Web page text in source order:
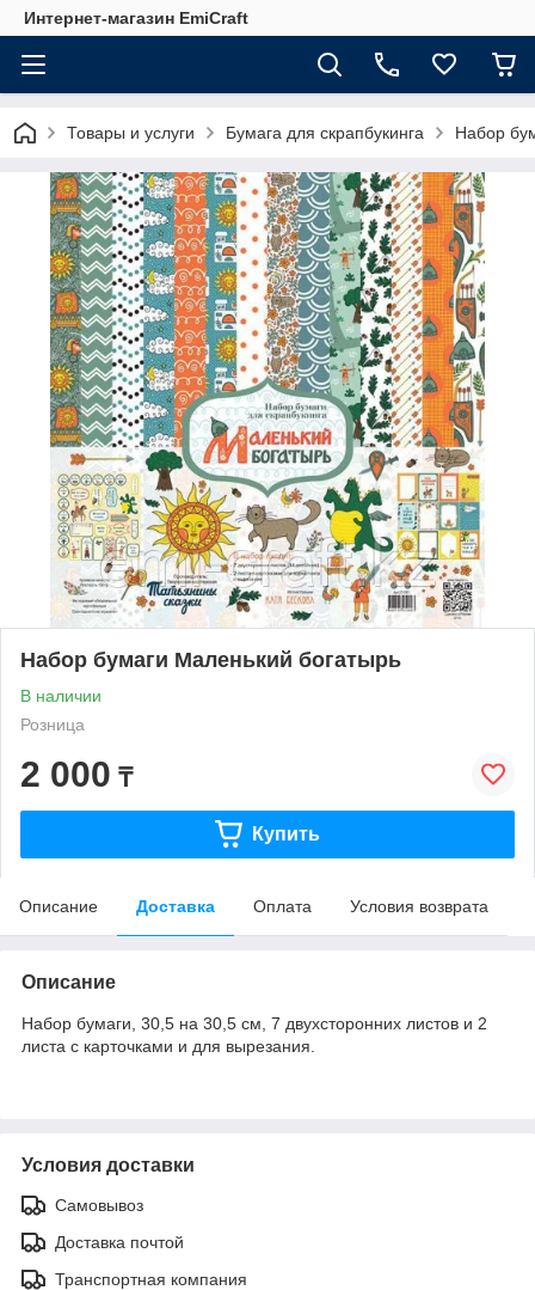
Интернет-магазин EmiCraft
Товары и услуги Бумага для скрапбукинга Набор
Набор бумаги Маленький богатырь
В наличии
Розница
2 000 ₸
Купить
Описание Доставка Оплата Условия возврата
Описание
Набор бумаги, 30,5 на 30,5 см, 7 двухсторонних листов и 2
листа с карточками и для вырезания.
Условия доставки
Самовывоз
Доставка почтой
Транспортная компания